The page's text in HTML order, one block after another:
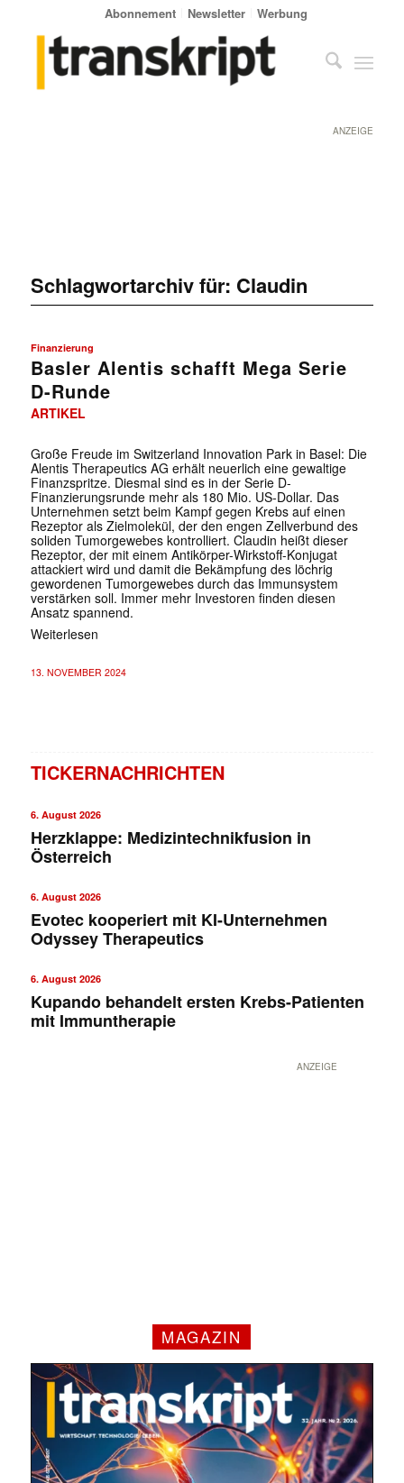
Abonnement Newsletter Werbung
ANZEIGE
Schlagwortarchiv für: Claudin
Finanzierung
Basler Alentis schafft Mega Serie
D-Runde
ARTIKEL
Große Freude im Switzerland Innovation Park in Basel: Die
Alentis Therapeutics AG erhält neuerlich eine gewaltige
Finanzspritze. Diesmal sind es in der Serie D-
Finanzierungsrunde mehr als 180 Mio. US-Dollar. Das
Unternehmen setzt beim Kampf gegen Krebs auf einen
Rezeptor als Zielmolekül, der den engen Zellverbund des
soliden Tumorgewebes kontrolliert. Claudin heißt dieser
Rezeptor, der mit einem Antikörper-Wirkstoff-Konjugat
attackiert wird und damit die Bekämpfung des löchrig
gewordenen Tumorgewebes durch das Immunsystem
verstärken soll. Immer mehr Investoren finden diesen
Ansatz spannend.
Weiterlesen
13. NOVEMBER 2024
TICKERNACHRICHTEN
6. August 2026
Herzklappe: Medizintechnikfusion in
Österreich
6. August 2026
Evotec kooperiert mit KI-Unternehmen
Odyssey Therapeutics
6. August 2026
Kupando behandelt ersten Krebs-Patienten
mit Immuntherapie
ANZEIGE
MAGAZIN